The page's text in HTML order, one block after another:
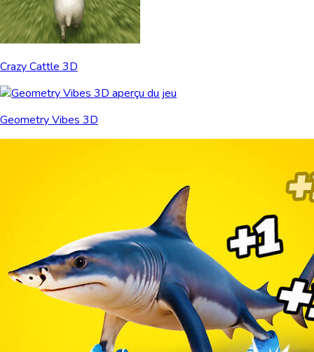
Crazy Cattle 3D
Geometry Vibes 3D